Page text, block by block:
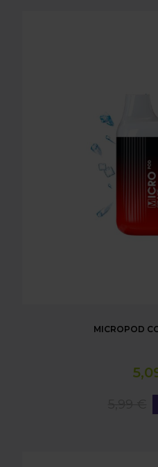
MICROPOD